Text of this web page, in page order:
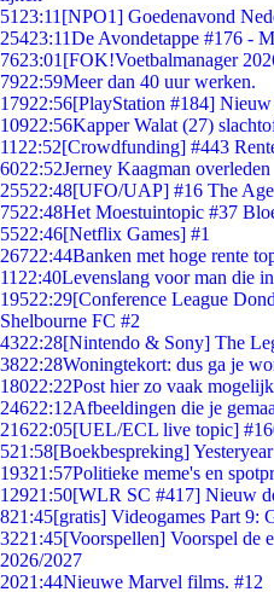
51 23:11 [NPO1] Goedenavond
25423:11De Avondetappe #176 -
7623:01 [FOK!Voetbalmanager
7922:59Meer dan 40 uur werken.
17922:56[PlayStation #184] Nieuw
10922:56Kapper Walat (27)
11 22:52[Crowdfunding] #443
6022:52Jerney Kaagman overleden
25522:48[UFO/UAP] #16 The
7522:48Het Moestuintopic #37
5522:46[Netflix Games] #1
26722:44Banken met hoge rente
11 22:40Levenslang voor man die
19522:29[Conference League
Shelbourne FC #2
4322:28[Nintendo & Sony] The
3822:28Woningtekort: dus ga je
18022:22Post hier zo vaak
24622:12Afbeeldingen die je
21622:05[UEL/ECL live topic]
521:58[Boekbespreking]
19321:57Politieke meme's en
12921:50[WLR SC #417] Nieuw
821:45[gratis] Videogames Part 9:
3221:45[Voorspellen] Voorspel de
2026/2027
2021:44Nieuwe Marvel films. #12